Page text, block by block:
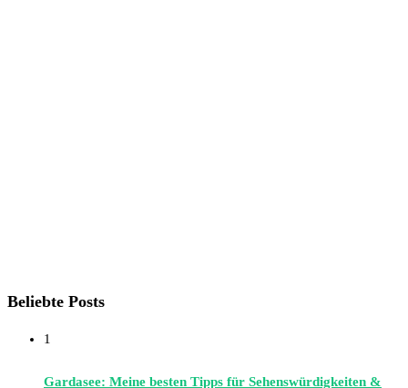
Beliebte Posts
1
Gardasee: Meine besten Tipps für Sehenswürdigkeiten &